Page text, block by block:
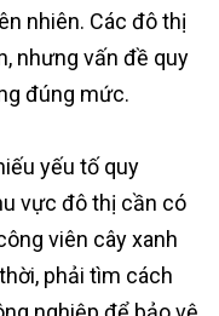
nhiên. Các đô thị
nhưng vấn đề quy
đúng mức.
yếu tố quy
vực đô thị cần có
viên cây xanh
phải tìm cách